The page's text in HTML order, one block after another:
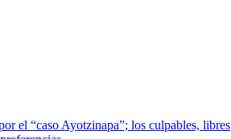
el “caso Ayotzinapa”; los culpables, libres